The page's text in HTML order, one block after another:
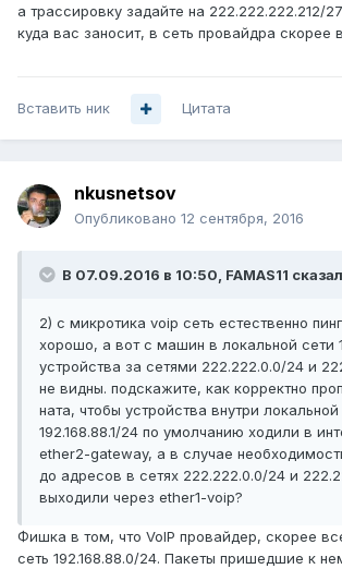
а трассировку задайте на 222.222.222.212/
куда вас заносит, в сеть провайдра скорее
Вставить ник Цитата
nkusnetsov
Опубликовано 12 сентября, 2016
В 07.09.2016 в 10:50, FAMAS11
2) с микротика voip сеть естественно
хорошо, а вот с машин в локальной сети
устройства за сетями 222.222.0.0/24 и
не видны. подскажите, как корректно
ната, чтобы устройства внутри локальной
192.168.88.1/24 по умолчанию ходили в
ether2-gateway, а в случае
до адресов в сетях 222.222.0.0/24 и
выходили через ether1-voip?
Фишка в том, что VoIP провайдер, скорее
сеть 192.168.88.0/24. Пакеты пришедшие к